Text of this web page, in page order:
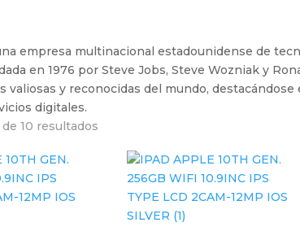
empresa multinacional estadounidense de
en 1976 por Steve Jobs, Steve Wozniak y
valiosas y reconocidas del mundo,
digitales.
10 resultados